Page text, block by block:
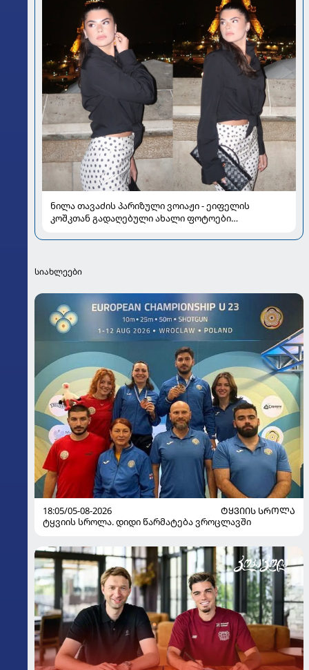
ნილა თავაძის პარიზული ვოიაჟი - ეიფელის
კოშკთან გადაღებული ახალი ფოტოები
სიახლეები
18:05/05-08-2026
ᲢᲧᲕᲘᲘᲡ ᲡᲠᲝᲚᲐ
ტყვიის სროლა. დიდი წარმატება ვროცლავში